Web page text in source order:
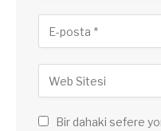
Bir dahaki sefere